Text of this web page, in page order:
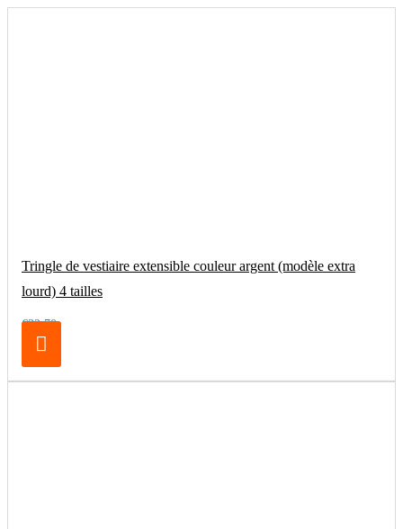
Tringle de vestiaire extensible couleur argent (modèle extra
lourd) 4 tailles
€32.70